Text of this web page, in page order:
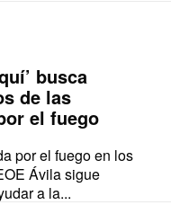
busca
de las
el fuego
por el fuego en los
Ávila sigue
a la...